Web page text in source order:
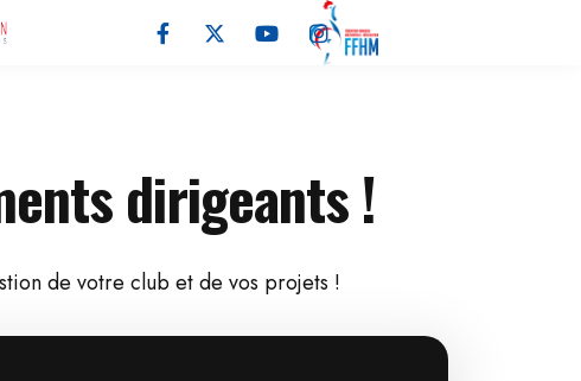
dirigeants !
de votre club et de vos projets !